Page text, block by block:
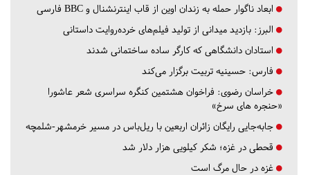
ابعاد ناگوار حمله به زندان اوین از قاب اینترنشنال و BBC فارسی
البرز: بازدید میدانی از تولید فیلم‌های خرده‌روایت داستانی
استادان دانشگاهی که کارگر ساده ساختمانی شدند
فارس: حسینیه تربیت برگزار می‌کند
خراسان رضوی: فراخوان هشتمین کنگره سراسری شعر عاشورا
«حنجره های سرخ»
جابه‌جایی رایگان زائران اربعین با ریل‌باس در مسیر خرمشهر-شلمچه
قحطی در غزه؛ شکر کیلویی هزار دلار شد
غزه در حال مرگ است